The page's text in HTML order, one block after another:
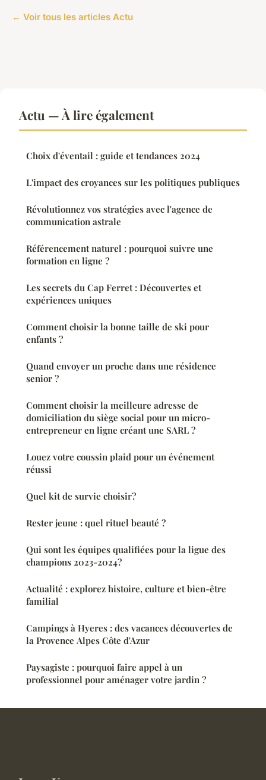
← Voir tous les articles Actu
Actu — À lire également
Choix d'éventail : guide et tendances 2024
L'impact des croyances sur les politiques publiques
Révolutionnez vos stratégies avec l'agence de
communication astrale
Référencement naturel : pourquoi suivre une
formation en ligne ?
Les secrets du Cap Ferret : Découvertes et
expériences uniques
Comment choisir la bonne taille de ski pour
enfants ?
Quand envoyer un proche dans une résidence
senior ?
Comment choisir la meilleure adresse de
domiciliation du siège social pour un micro-
entrepreneur en ligne créant une SARL ?
Louez votre coussin plaid pour un événement
réussi
Quel kit de survie choisir?
Rester jeune : quel rituel beauté ?
Qui sont les équipes qualifiées pour la ligue des
champions 2023-2024?
Actualité : explorez histoire, culture et bien-être
familial
Campings à Hyeres : des vacances découvertes de
la Provence Alpes Côte d'Azur
Paysagiste : pourquoi faire appel à un
professionnel pour aménager votre jardin ?